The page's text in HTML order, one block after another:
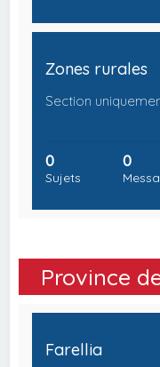
Zones rurales
Section
0
Sujets
0
Province
Farellia